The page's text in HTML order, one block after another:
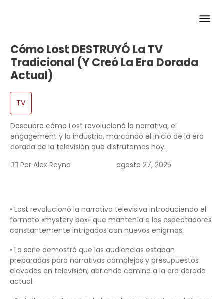
Cómo Lost DESTRUYÓ La TV
Tradicional (y Creó La Era Dorada
Actual)
TV
Descubre cómo Lost revolucionó la narrativa, el
engagement y la industria, marcando el inicio de la era
dorada de la televisión que disfrutamos hoy.
✍🏻 Por Alex Reyna agosto 27, 2025
• Lost revolucionó la narrativa televisiva introduciendo el
formato «mystery box» que mantenía a los espectadores
constantemente intrigados con nuevos enigmas.
• La serie demostró que las audiencias estaban
preparadas para narrativas complejas y presupuestos
elevados en televisión, abriendo camino a la era dorada
actual.